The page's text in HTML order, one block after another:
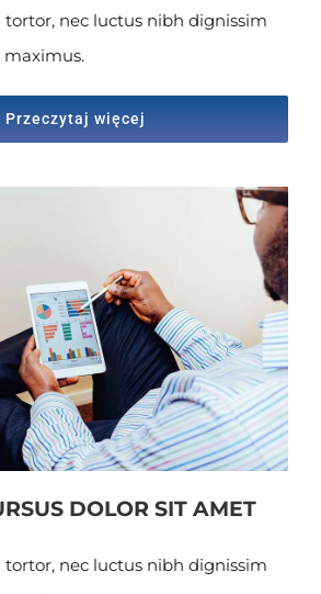
tortor, nec luctus nibh dignissim
Przeczytaj więcej
DOLOR SIT AMET
tortor, nec luctus nibh dignissim